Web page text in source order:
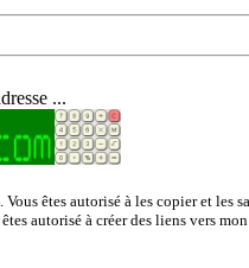
...
êtes autorisé à les copier et les
autorisé à créer des liens vers